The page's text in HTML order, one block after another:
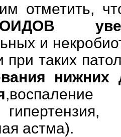
отметить,
и
таких
,воспаление
астма).